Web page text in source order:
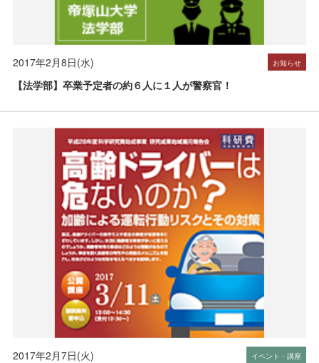
2017年2月8日(水) お知らせ
【法学部】卒業予定者の約６人に１人が警察官！
2017年2月7日(火) イベント・講座